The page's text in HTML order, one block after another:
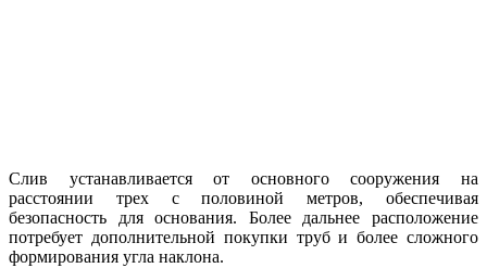
Слив устанавливается от основного сооружения на
расстоянии трех с половиной метров, обеспечивая
безопасность для основания. Более дальнее расположение
потребует дополнительной покупки труб и более сложного
формирования угла наклона.